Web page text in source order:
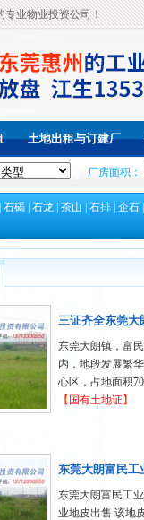
专业物业投资公司！
土地出租与订建厂
厂房面积：
石碣 石龙 茶山 石排 企石
三证齐全东莞大
东莞大朗镇，富
内，地段发展繁
心区，占地面积
【 国有土地证】
东莞大朗富民工
东莞大朗富民工
业地皮出售 该地